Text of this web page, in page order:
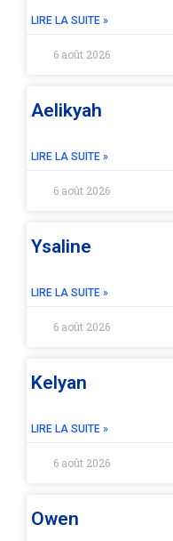
LIRE LA SUITE »
6 août 2026
Aelikyah
LIRE LA SUITE »
6 août 2026
Ysaline
LIRE LA SUITE »
6 août 2026
Kelyan
LIRE LA SUITE »
6 août 2026
Owen